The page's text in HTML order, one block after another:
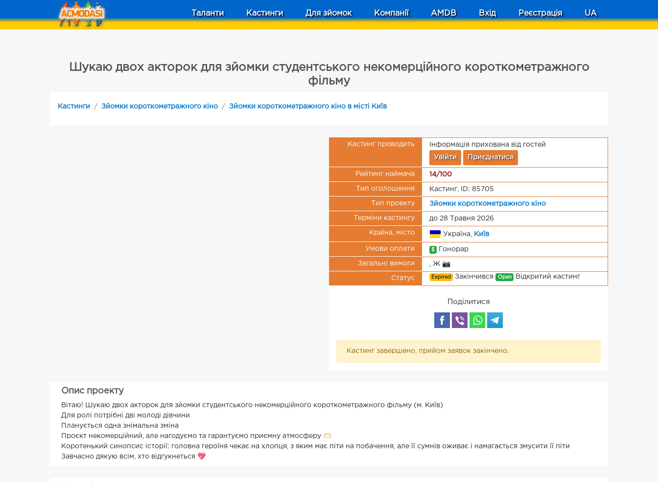
Таланти Кастинги Для зйомок Компанії AMDB Вхід Реєстрація UA
Шукаю двох акторок для зйомки студентського некомерційного короткометражного
фільму
Кастинги Зйомки короткометражного кіно Зйомки короткометражного кіно в місті Київ
Кастинг проводить Інформація прихована від гостей
Увійти Приєднатися
Рейтинг наймача 14/100
Тип оголошення Кастинг, ID: 85705
Тип проекту Зйомки короткометражного кіно
Терміни кастингу до 28 Травня 2026
Країна, місто Україна, Київ
Умови оплати $ Гонорар
Загальні вимоги , Ж 📷
Статус Expired Закінчився Open Відкритий кастинг
Поділитися
Кастинг завершено, прийом заявок закінчено.
Опис проекту
Вітаю! Шукаю двох акторок для зйомки студентського некомерційного короткометражного фільму (м. Київ)
Для ролі потрібні дві молоді дівчини
Планується одна знімальна зміна
Проєкт некомерційний, але нагодуємо та гарантуємо приємну атмосферу 🫶🏻
Коротенький синопсис історії: головна героїня чекає на хлопця, з яким має піти на побачення, але її сумнів оживає і намагається змусити її піти
Завчасно дякую всім, хто відгукнеться 💖